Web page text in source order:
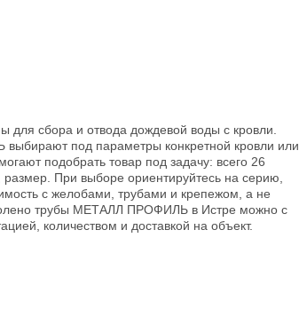
для сбора и отвода дождевой воды с кровли.
под параметры конкретной кровли или
подобрать товар под задачу: всего 26
размер. При выборе ориентируйтесь на серию,
с желобами, трубами и крепежом, а не
трубы МЕТАЛЛ ПРОФИЛЬ в Истре можно с
количеством и доставкой на объект.